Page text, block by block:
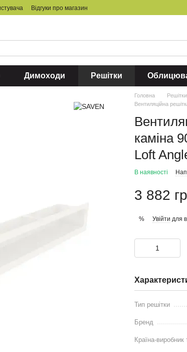
Відгуки про магазин
Димоходи Решітки
Головна Решітки
Вентиляційна
каміна
Loft
В наявності
3 882
% Увійти для
Тип решітки
Бренд
Країна-виробник